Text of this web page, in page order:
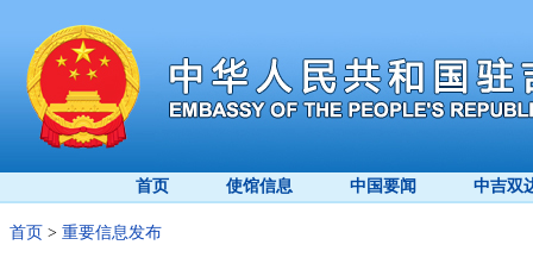
首页 使馆信息 中国要闻 中吉双
首页 > 重要信息发布